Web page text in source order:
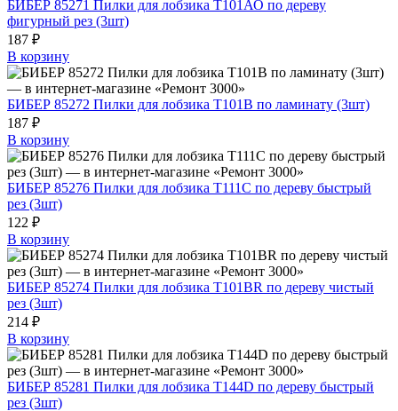
БИБЕР 85271 Пилки для лобзика T101АО по дереву
фигурный рез (3шт)
187 ₽
В корзину
БИБЕР 85272 Пилки для лобзика T101B по ламинату (3шт)
187 ₽
В корзину
БИБЕР 85276 Пилки для лобзика Т111С по дереву быстрый
рез (3шт)
122 ₽
В корзину
БИБЕР 85274 Пилки для лобзика Т101ВR по дереву чистый
рез (3шт)
214 ₽
В корзину
БИБЕР 85281 Пилки для лобзика T144D по дереву быстрый
рез (3шт)